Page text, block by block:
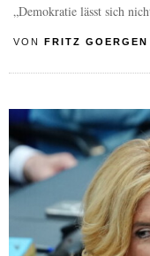
„Demokratie lässt sich
VON FRITZ GOERGEN